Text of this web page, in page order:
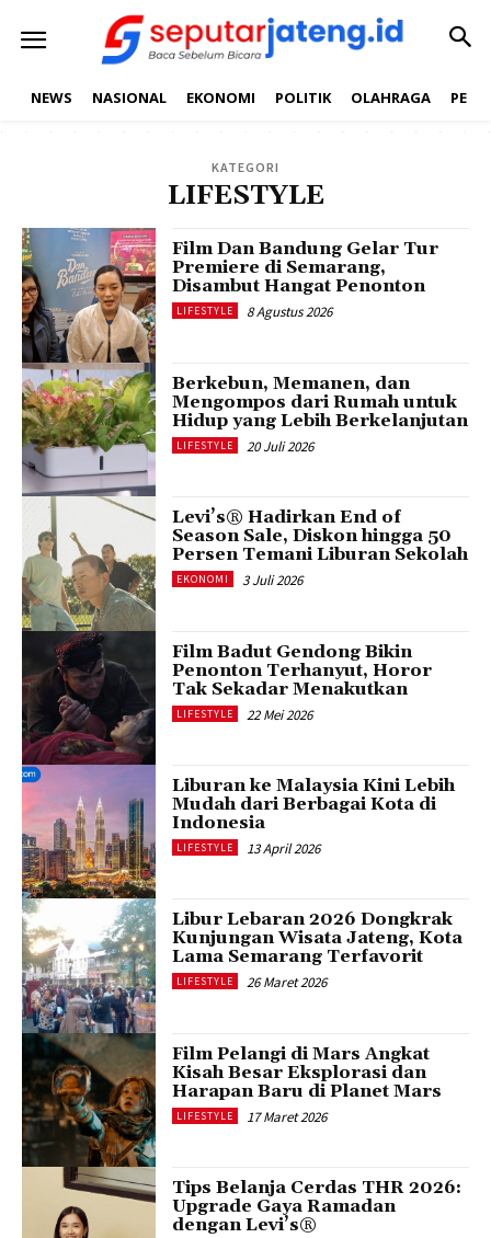
NEWS NASIONAL EKONOMI POLITIK OLAHRAGA
KATEGORI
LIFESTYLE
Film Dan Bandung Gelar Tur
Premiere di Semarang,
Disambut Hangat Penonton
LIFESTYLE 8 Agustus 2026
Berkebun, Memanen, dan
Mengompos dari Rumah untuk
Hidup yang Lebih Berkelanjutan
LIFESTYLE 20 Juli 2026
Levi’s® Hadirkan End of
Season Sale, Diskon hingga 50
Persen Temani Liburan Sekolah
EKONOMI 3 Juli 2026
Film Badut Gendong Bikin
Penonton Terhanyut, Horor
Tak Sekadar Menakutkan
LIFESTYLE 22 Mei 2026
Liburan ke Malaysia Kini Lebih
Mudah dari Berbagai Kota di
Indonesia
LIFESTYLE 13 April 2026
Libur Lebaran 2026 Dongkrak
Kunjungan Wisata Jateng, Kota
Lama Semarang Terfavorit
LIFESTYLE 26 Maret 2026
Film Pelangi di Mars Angkat
Kisah Besar Eksplorasi dan
Harapan Baru di Planet Mars
LIFESTYLE 17 Maret 2026
Tips Belanja Cerdas THR 2026:
Upgrade Gaya Ramadan
dengan Levi’s®